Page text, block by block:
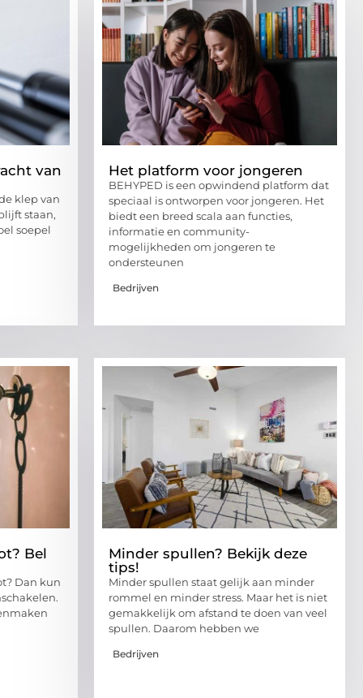
van
klep van
staan,
soepel
Het platform voor jongeren
BEHYPED is een opwindend platform dat
speciaal is ontworpen voor jongeren. Het
biedt een breed scala aan functies,
informatie en community-
mogelijkheden om jongeren te
ondersteunen
Bedrijven
Bel
Dan kun
Minder spullen? Bekijk deze
tips!
Minder spullen staat gelijk aan minder
rommel en minder stress. Maar het is niet
gemakkelijk om afstand te doen van veel
spullen. Daarom hebben we
Bedrijven